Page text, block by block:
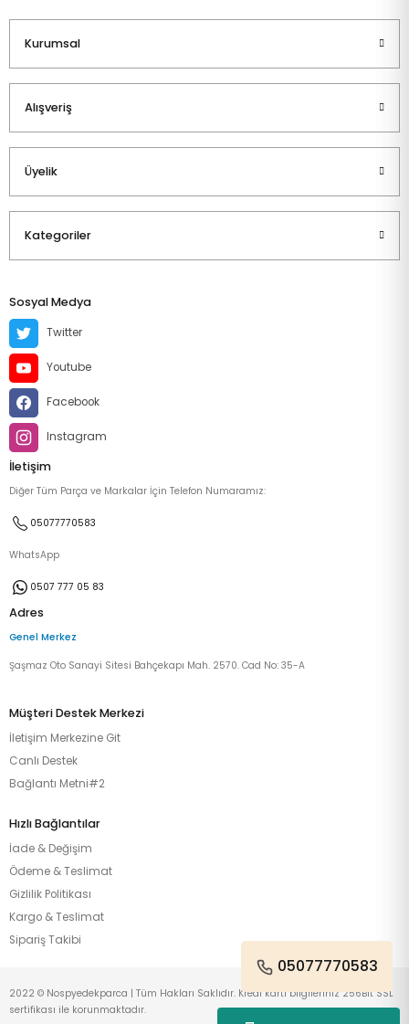
Kurumsal
Alışveriş
Üyelik
Kategoriler
Sosyal Medya
Twitter
Youtube
Facebook
Instagram
İletişim
Diğer Tüm Parça ve Markalar İçin Telefon Numaramız:
05077770583
WhatsApp
0507 777 05 83
Adres
Genel Merkez
Şaşmaz Oto Sanayi Sitesi Bahçekapı Mah. 2570. Cad No: 35-A
Müşteri Destek Merkezi
İletişim Merkezine Git
Canlı Destek
Bağlantı Metni#2
Hızlı Bağlantılar
İade & Değişim
Ödeme & Teslimat
Gizlilik Politikası
Kargo & Teslimat
Sipariş Takibi
05077770583
2022 © Nospyedekparca | Tüm Hakları Saklıdır. Kredi kartı bilgileriniz 256Bit SSL
sertifikası ile korunmaktadır.